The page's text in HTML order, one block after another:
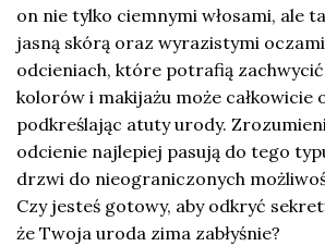
on nie tylko ciemnymi włosami, ale
jasną skórą oraz wyrazistymi
odcieniach, które potrafią
kolorów i makijażu może całkowicie
podkreślając atuty urody.
odcienie najlepiej pasują do tego
drzwi do nieograniczonych
Czy jesteś gotowy, aby odkryć
że Twoja uroda zima zabłyśnie?